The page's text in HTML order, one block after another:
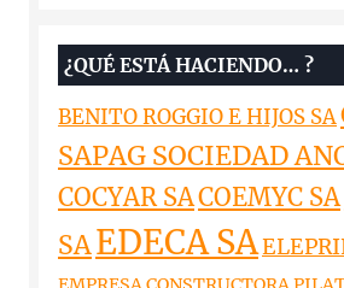
¿QUÉ ESTÁ HACIENDO… ?
BENITO ROGGIO E HIJOS SA
SAPAG SOCIEDAD
COCYAR SACOEMYC SA
SAEDECA SA